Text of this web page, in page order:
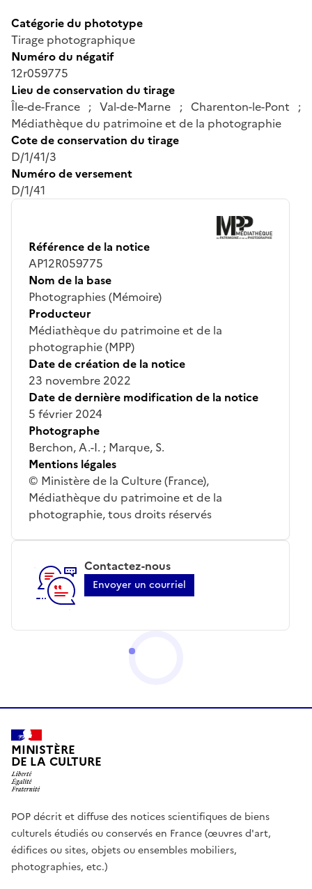
Catégorie du phototype
Tirage photographique
Numéro du négatif
12r059775
Lieu de conservation du tirage
Île-de-France ; Val-de-Marne ; Charenton-le-Pont ;
Médiathèque du patrimoine et de la photographie
Cote de conservation du tirage
D/1/41/3
Numéro de versement
D/1/41
Référence de la notice
AP12R059775
Nom de la base
Photographies (Mémoire)
Producteur
Médiathèque du patrimoine et de la
photographie (MPP)
Date de création de la notice
23 novembre 2022
Date de dernière modification de la notice
5 février 2024
Photographe
Berchon, A.-I. ; Marque, S.
Mentions légales
© Ministère de la Culture (France),
Médiathèque du patrimoine et de la
photographie, tous droits réservés
Contactez-nous
Envoyer un courriel
MINISTÈRE
DE LA CULTURE
POP décrit et diffuse des notices scientifiques de biens
culturels étudiés ou conservés en France (œuvres d'art,
édifices ou sites, objets ou ensembles mobiliers,
photographies, etc.)